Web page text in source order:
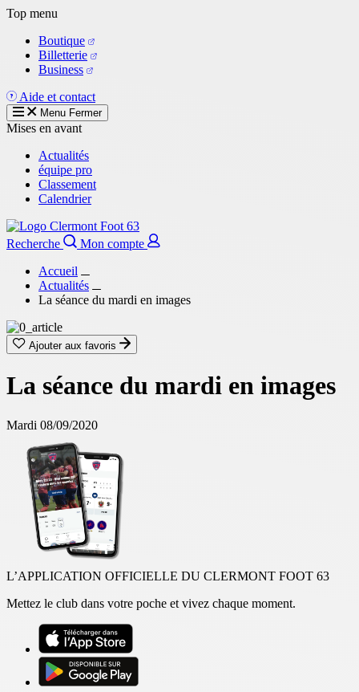
Aller
contenu
principal
Top menu
Boutique
Billetterie
Business
Aide et contact
Menu Fermer
Mises en avant
Actualités
équipe pro
Classement
Calendrier
Recherche
Mon compte
Accueil
Actualités
La séance du mardi en images
Ajouter aux favoris
La séance du mardi en images
Mardi 08/09/2020
L’APPLICATION OFFICIELLE DU CLERMONT FOOT 63
Mettez le club dans votre poche et vivez chaque moment.